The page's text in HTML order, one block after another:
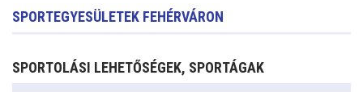
SPORTEGYESÜLETEK FEHÉRVÁRON
SPORTOLÁSI LEHETŐSÉGEK, SPORTÁGAK